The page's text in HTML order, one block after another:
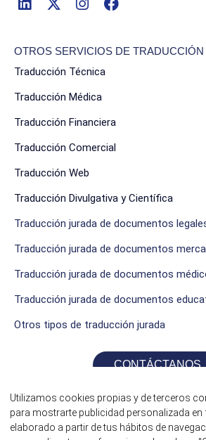
OTROS SERVICIOS DE TRADUCCIÓN
Traducción Técnica
Traducción Médica
Traducción Financiera
Traducción Comercial
Traducción Web
Traducción Divulgativa y Científica
Traducción jurada de documentos
Traducción jurada de documentos
Traducción jurada de documentos
Traducción jurada de documentos
Otros tipos de traducción jurada
CONTÁCTANOS
Utilizamos cookies propias y de terceros
para mostrarte publicidad personalizada en
elaborado a partir de tus hábitos de